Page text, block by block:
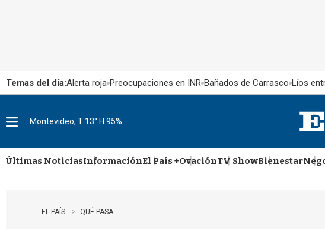
Temas del día:Alerta roja Preocupaciones en INR Bañados de Carrasco Líos
u
Montevideo, T 13° H 95%
Últimas NoticiasInformaciónEl País +OvaciónTV ShowBienestar
EL PAÍS QUÉ PASA